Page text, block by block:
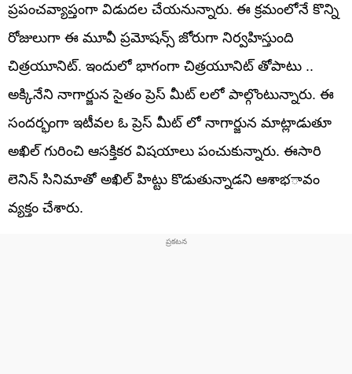
ప్రపంచవ్యాప్తంగా విడుదల చేయనున్నారు. ఈ క్రమంలోనే కొన్ని
రోజులుగా ఈ మూవీ ప్రమోషన్స్ జోరుగా నిర్వహిస్తుంది
చిత్రయూనిట్. ఇందులో భాగంగా చిత్రయూనిట్ తోపాటు ..
అక్కినేని నాగార్జున సైతం ప్రెస్ మీట్ లలో పాల్గొంటున్నారు. ఈ
సందర్భంగా ఇటీవల ఓ ప్రెస్ మీట్ లో నాగార్జున మాట్లాడుతూ
అఖిల్ గురించి ఆసక్తికర విషయాలు పంచుకున్నారు. ఈసారి
లెనిన్ సినిమాతో అఖిల్ హిట్టు కొడుతున్నాడని ఆశాభావం
వ్యక్తం చేశారు.